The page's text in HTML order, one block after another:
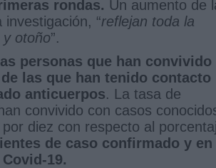
rondas. Un aumento de
“reflejan toda la
otoño”.
personas que han convivido
las que han tenido contacto
anticuerpos. La tasa de
convivido con casos
diez con respecto al
de caso confirmado y en
19.